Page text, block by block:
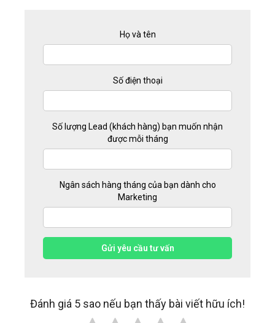
Họ và tên
Số lượng Lead (khách hàng) bạn muốn nhận
được mỗi tháng
Ngân sách hàng tháng của bạn dành cho
Marketing
Số điện thoại
Gửi yêu cầu tư vấn
Đánh giá 5 sao nếu bạn thấy bài viết hữu ích!